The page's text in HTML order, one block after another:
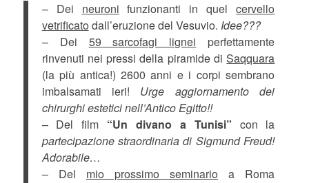
– Dei neuroni funzionanti in quelcervello
vetrificatodall’eruzione del Vesuvio. Idee???
– Dei 59 sarcofagi lignei perfettamente
rinvenuti nei pressi della piramide diSaqquara
(la più antica!) 2600 anni e i corpi sembrano
imbalsamati ieri! Urge aggiornamento dei
chirurghi estetici nell’Antico Egitto!!
– Del film “Un divano a Tunisi” con la
partecipazione straordinaria di Sigmund Freud!
Adorabile…
– Del mio prossimo seminario a Roma